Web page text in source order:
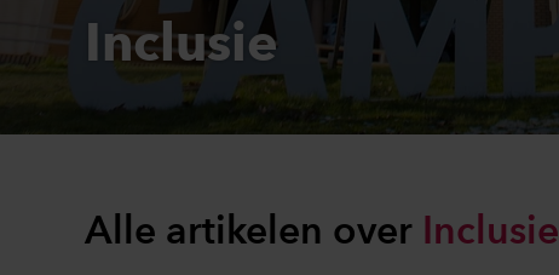
Inclusie
Alle artikelen over Inclusie